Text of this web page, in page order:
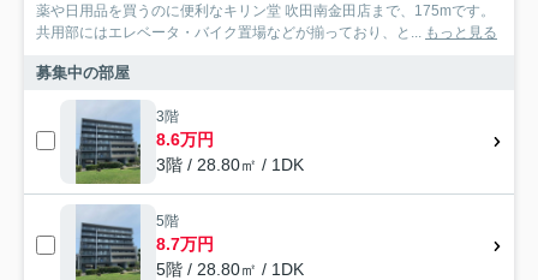
薬や日用品を買うのに便利なキリン堂 吹田南金田店まで、175mです。
共用部にはエレベータ・バイク置場などが揃っており、と...
もっと見る
募集中の部屋
3階
8.6万円
3階 / 28.80㎡ / 1DK
5階
8.7万円
5階 / 28.80㎡ / 1DK